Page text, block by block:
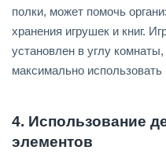
полки, может помочь
хранения игрушек и книг.
установлен в углу
максимально использовать
4. Использование
элементов